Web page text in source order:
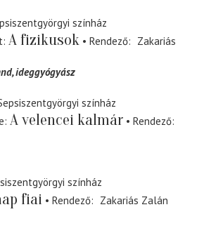
színház
A fizikusok Rendező
Zakariás
ideggyógyász
színház
A velencei kalmár
Rendező
színház
fiai Rendező
Zakariás Zalán